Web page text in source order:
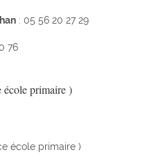
: 05 56 20 27 29
76
primaire )
école primaire )